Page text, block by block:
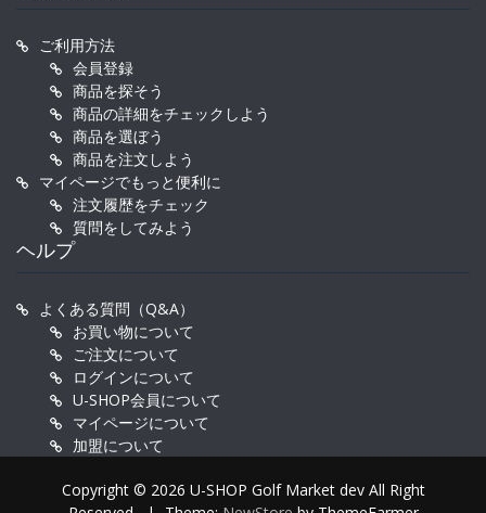
ご利用方法
会員登録
商品を探そう
商品の詳細をチェックしよう
商品を選ぼう
商品を注文しよう
マイページでもっと便利に
注文履歴をチェック
質問をしてみよう
ヘルプ
よくある質問（Q&A）
お買い物について
ご注文について
ログインについて
U-SHOP会員について
マイページについて
加盟について
Copyright © 2026 U-SHOP Golf Market dev All Right